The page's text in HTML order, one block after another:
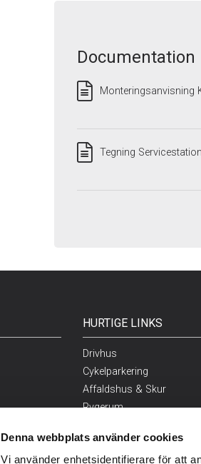
Denna webbplats använder cookies
Vi använder enhetsidentifierare för att
Documentation
Monteringsanvisning
Tegning Servicestation
HURTIGE LINKS
Drivhus
Cykelparkering
Affaldshus & Skur
Rygerum
Bilparkering
Udemøbler